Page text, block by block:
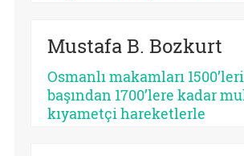
toplumsal bir çürümeyi ve
Dünyayı bir bekleme
çeviren her tasavvur,
insan iradesini
Mustafa B. Bozkurt
Osmanlı makamları
başından 1700’lere kadar
kıyametçi hareketlerle